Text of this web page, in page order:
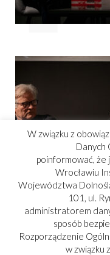
W związku z
Danych
poinformować, że
Wrocławiu
Województwa
101, ul.
administratorem
sposób
Rozporządzenie
w związku